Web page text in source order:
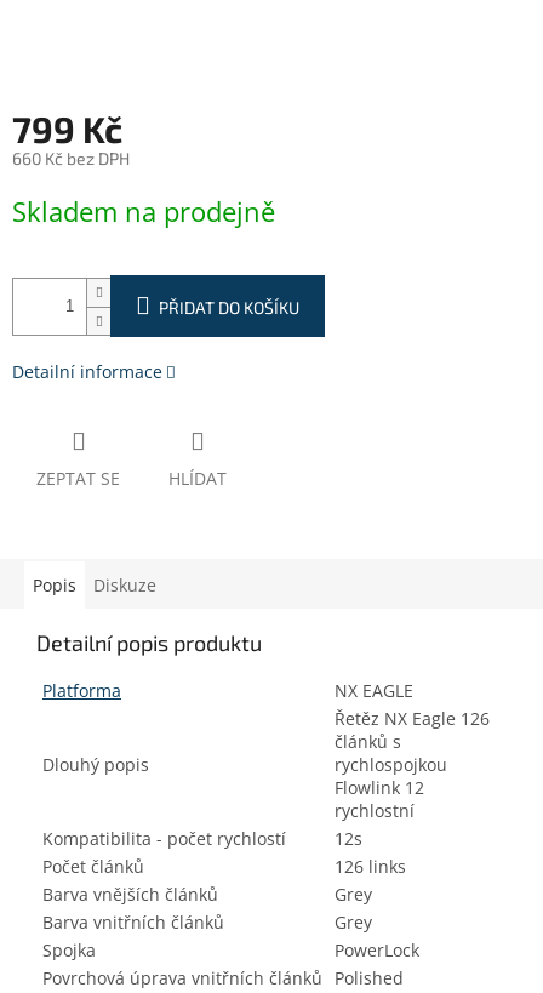
799 Kč
660 Kč bez DPH
cena:
Skladem na prodejně
PŘIDAT DO KOŠÍKU
Detailní informace
ZEPTAT SE HLÍDAT
Popis Diskuze
Detailní popis produktu
Platforma NX EAGLE
Dlouhý popis
Řetěz NX Eagle 126
článků s
rychlospojkou
Flowlink 12
rychlostní
Kompatibilita - počet rychlostí
12s
Počet článků
126 links
Barva vnějších článků
Grey
Barva vnitřních článků
Grey
Spojka
PowerLock
Povrchová úprava vnitřních článků
Polished